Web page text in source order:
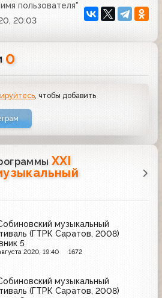
пользователя"
20:03
0
, чтобы добавить
XXI
музыкальный
(ГТРК Саратов, 2008)
5
2020, 19:40 1672
музыкальный
(ГТРК Саратов, 2008)